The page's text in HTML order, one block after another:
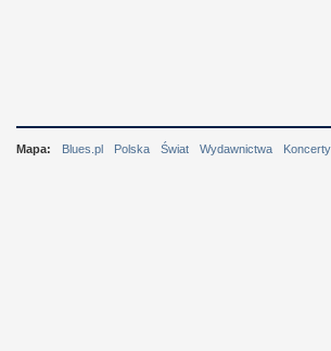
Mapa: Blues.pl Polska Świat Wydawnictwa Koncerty